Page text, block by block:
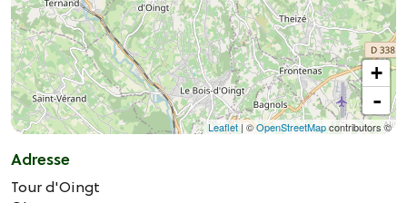
+
-
Leaflet| ©OpenStreetMapcontributors ©
Adresse
Tour d'Oingt